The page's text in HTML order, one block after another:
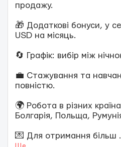
продажу.
🎁 Додаткові бонуси, у
USD на місяць.
🔄 Графік: вибір між
💼 Стажування та
повністю.
🌍 Робота в різних
Болгарія, Польща,
💌 Для отримання більш